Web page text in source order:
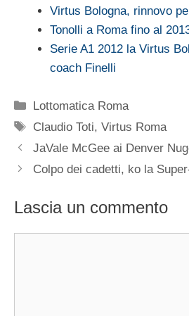
Virtus Bologna, rinnovo
Tonolli a Roma fino al
Serie A1 2012 la Virtus
coach Finelli
Categorie
Lottomatica Roma
Tag
Claudio Toti,Virtus Roma
JaVale McGee ai Denver
Colpo dei cadetti, ko la
Lascia un commento